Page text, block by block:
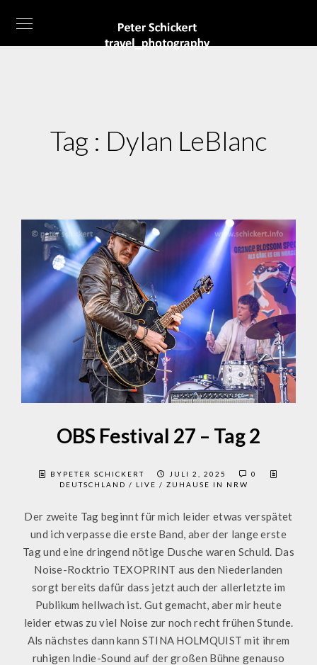
Tag : Dylan LeBlanc
OBS Festival 27 – Tag 2
BYPETER SCHICKERT JULI 2, 2025
0
DEUTSCHLAND / LIVE / ZUHAUSE IN NRW
Der zweite Tag beginnt für mich leider etwas verspätet
und ich verpasse die erste Band, aber der lange erste
Tag und eine dringend nötige Dusche waren Schuld. Das
Noise-Rocktrio TEXOPRINT aus den Niederlanden
sorgt bereits dafür dass jetzt auch der allerletzte im
Publikum hellwach ist. Gut gemacht, aber mir heute
leider etwas zu viel Noise zur noch recht frühen Stunde.
Als nächstes dann kann STINA HOLMQUIST mit ihrem
ruhigen Indie-Sound auf der großen Bühne genauso